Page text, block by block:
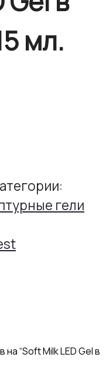
мл.
гели
“Soft Milk LED Gel в